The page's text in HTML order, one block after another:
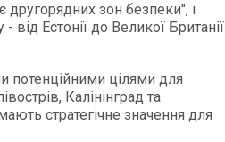
зон безпеки", і
від Естонії до Великої Британії
потенційними цілями для
Калінінград та
стратегічне значення для